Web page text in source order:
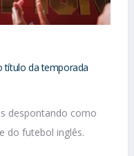
título da temporada
despontando como
do futebol inglês.